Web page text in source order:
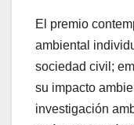
El premio
ambiental
sociedad civil;
su impacto
investigación